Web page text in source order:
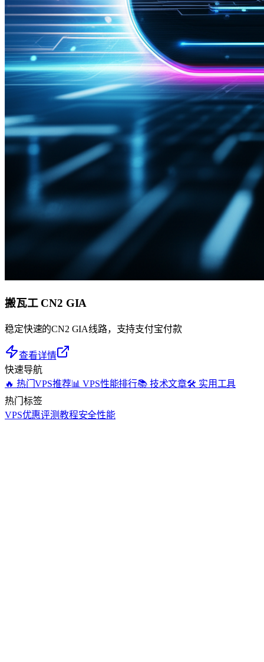
搬瓦工 CN2 GIA
稳定快速的CN2 GIA线路，支持支付宝付款
查看详情
快速导航
🔥 热门VPS推荐📊 VPS性能排行📚 技术文章🛠️ 实用工具
热门标签
VPS优惠评测教程安全性能